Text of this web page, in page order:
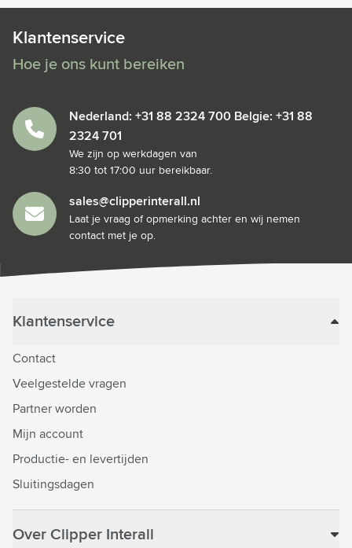
Klantenservice
Hoe je ons kunt bereiken
Nederland: +31 88 2324 700 Belgie: +31 88
2324 701
We zijn op werkdagen van
8:30 tot 17:00 uur bereikbaar.
sales@clipperinterall.nl
Laat je vraag of opmerking achter en wij nemen
contact met je op.
Klantenservice
Contact
Veelgestelde vragen
Partner worden
Mijn account
Productie- en levertijden
Sluitingsdagen
Over Clipper Interall